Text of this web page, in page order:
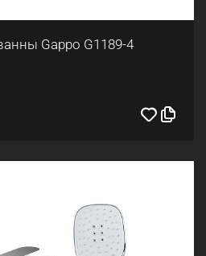
Gappo G1189-4